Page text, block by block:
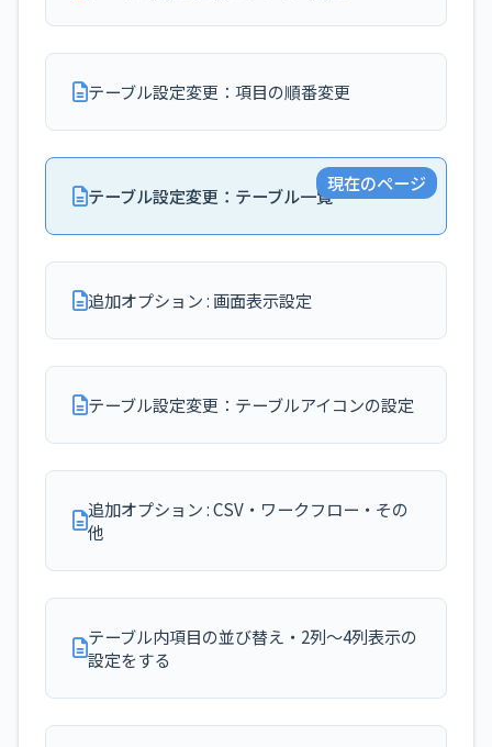
テーブル設定変更：項目の順番変更
テーブル設定変更：テーブル一覧
現在のページ
追加オプション : 画面表示設定
テーブル設定変更：テーブルアイコンの設定
追加オプション : CSV・ワークフロー・その
他
テーブル内項目の並び替え・2列～4列表示の
設定をする